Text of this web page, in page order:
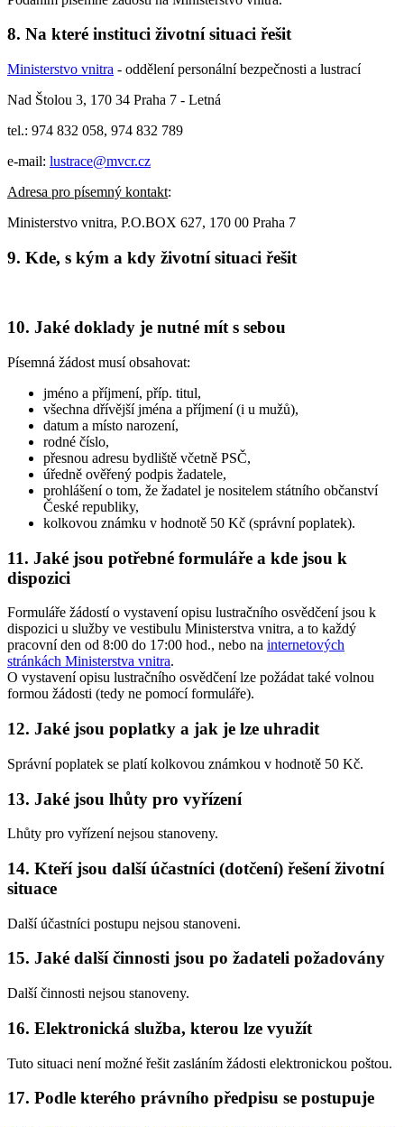
8. Na které instituci životní situaci řešit
Ministerstvo vnitra - oddělení personální bezpečnosti a lustrací
Nad Štolou 3, 170 34 Praha 7 - Letná
tel.: 974 832 058, 974 832 789
e-mail: lustrace@mvcr.cz
Adresa pro písemný kontakt:
Ministerstvo vnitra, P.O.BOX 627, 170 00 Praha 7
9. Kde, s kým a kdy životní situaci řešit
10. Jaké doklady je nutné mít s sebou
Písemná žádost musí obsahovat:
jméno a příjmení, příp. titul,
všechna dřívější jména a příjmení (i u mužů),
datum a místo narození,
rodné číslo,
přesnou adresu bydliště včetně PSČ,
úředně ověřený podpis žadatele,
prohlášení o tom, že žadatel je nositelem státního občanství
České republiky,
kolkovou známku v hodnotě 50 Kč (správní poplatek).
11. Jaké jsou potřebné formuláře a kde jsou k
dispozici
Formuláře žádostí o vystavení opisu lustračního osvědčení jsou k
dispozici u služby ve vestibulu Ministerstva vnitra, a to každý
pracovní den od 8:00 do 17:00 hod., nebo na internetových
stránkách Ministerstva vnitra.
O vystavení opisu lustračního osvědčení lze požádat také volnou
formou žádosti (tedy ne pomocí formuláře).
12. Jaké jsou poplatky a jak je lze uhradit
Správní poplatek se platí kolkovou známkou v hodnotě 50 Kč.
13. Jaké jsou lhůty pro vyřízení
Lhůty pro vyřízení nejsou stanoveny.
14. Kteří jsou další účastníci (dotčení) řešení životní
situace
Další účastníci postupu nejsou stanoveni.
15. Jaké další činnosti jsou po žadateli požadovány
Další činnosti nejsou stanoveny.
16. Elektronická služba, kterou lze využít
Tuto situaci není možné řešit zasláním žádosti elektronickou poštou.
17. Podle kterého právního předpisu se postupuje